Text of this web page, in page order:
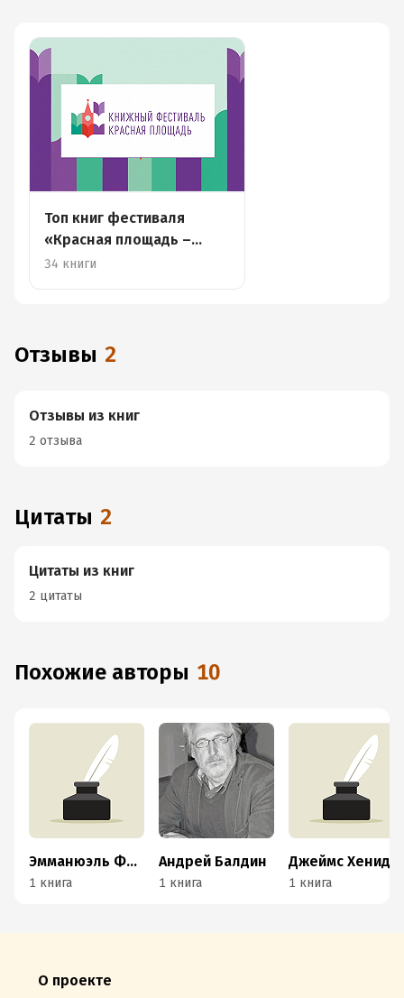
Топ книг фестиваля
«Красная площадь –
2023»
34 книги
Отзывы 2
Отзывы из книг
2 отзыва
Цитаты 2
Цитаты из книг
2 цитаты
Похожие авторы 10
Эмманюэль Фюрекс
1 книга
Андрей Балдин
1 книга
Джеймс Хенидж
1 книга
О проекте